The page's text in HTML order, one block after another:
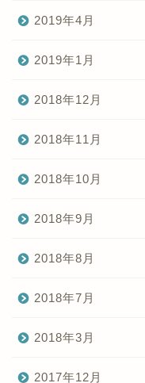
2019年4月
2019年1月
2018年12月
2018年11月
2018年10月
2018年9月
2018年8月
2018年7月
2018年3月
2017年12月